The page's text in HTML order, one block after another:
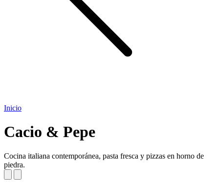
Inicio
Cacio & Pepe
Cocina italiana contemporánea, pasta fresca y pizzas en horno de
piedra.